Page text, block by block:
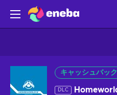
キャッシュバック
DLC